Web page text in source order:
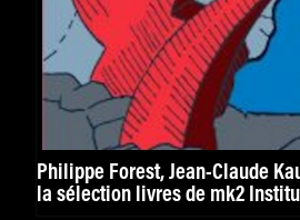
Philippe Forest, Jean-Claude
la sélection livres de mk2